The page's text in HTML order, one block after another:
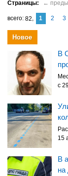
82 1 2 3
Новое
В
с
15
В
на